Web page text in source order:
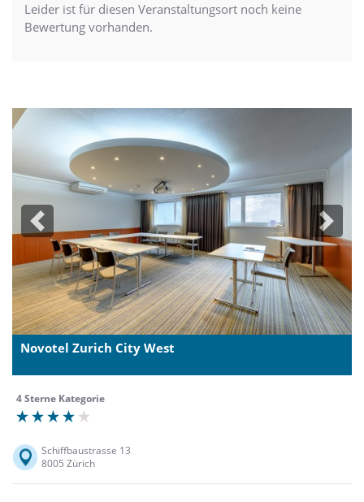
Leider ist für diesen Veranstaltungsort noch keine
Bewertung vorhanden.
Previous Next
Novotel Zurich City West
4 Sterne Kategorie
Schiffbaustrasse 13
8005 Zürich